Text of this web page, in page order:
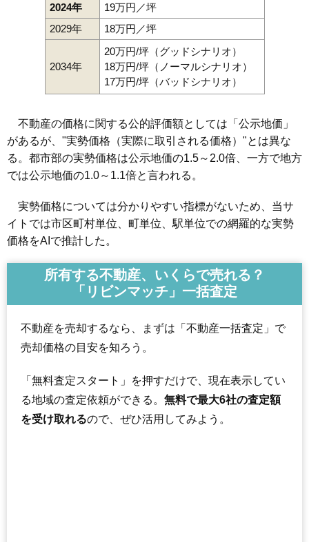
2024年
19万円／坪
2029年
18万円／坪
2034年
20万円/坪（グッドシナリオ）
18万円/坪（ノーマルシナリオ）
17万円/坪（バッドシナリオ）
不動産の価格に関する公的評価額としては「公示地価」
があるが、"実勢価格（実際に取引される価格）"とは異な
る。都市部の実勢価格は公示地価の1.5～2.0倍、一方で地方
では公示地価の1.0～1.1倍と言われる。
実勢価格については分かりやすい指標がないため、当サ
イトでは市区町村単位、町単位、駅単位での網羅的な実勢
価格をAIで推計した。
所有する不動産、いくらで売れる？
「リビンマッチ」一括査定
不動産を売却するなら、まずは「不動産一括査定」で
売却価格の目安を知ろう。
「無料査定スタート」を押すだけで、現在表示してい
る地域の査定依頼ができる。 無料で最大6社の査定額
を受け取れるので、ぜひ活用してみよう。